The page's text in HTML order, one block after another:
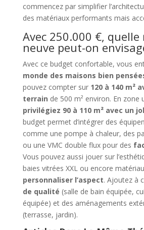
commencez par simplifier
des matériaux performants mais
Avec 250.000 €, quelle
neuve peut-on
Avec ce budget confortable, vous
monde des maisons bien
pouvez compter sur 120 à 140 m²
terrain de 500 m² environ. En zone
privilégiez 90 à 110 m² avec un
budget permet d’intégrer des
comme une pompe à chaleur, des
ou une VMC double flux pour des
Vous pouvez aussi jouer sur
baies vitrées XXL ou encore
personnaliser l’aspect. Ajoutez à
de qualité (salle de bain équipée,
équipée) et des aménagements
(terrasse, jardin).